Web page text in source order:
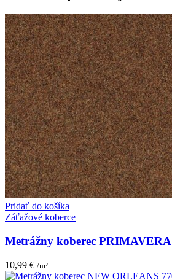
Pridať do košíka
Záťažové koberce
Metrážny koberec PRIMAVERA
10,99 € /m²